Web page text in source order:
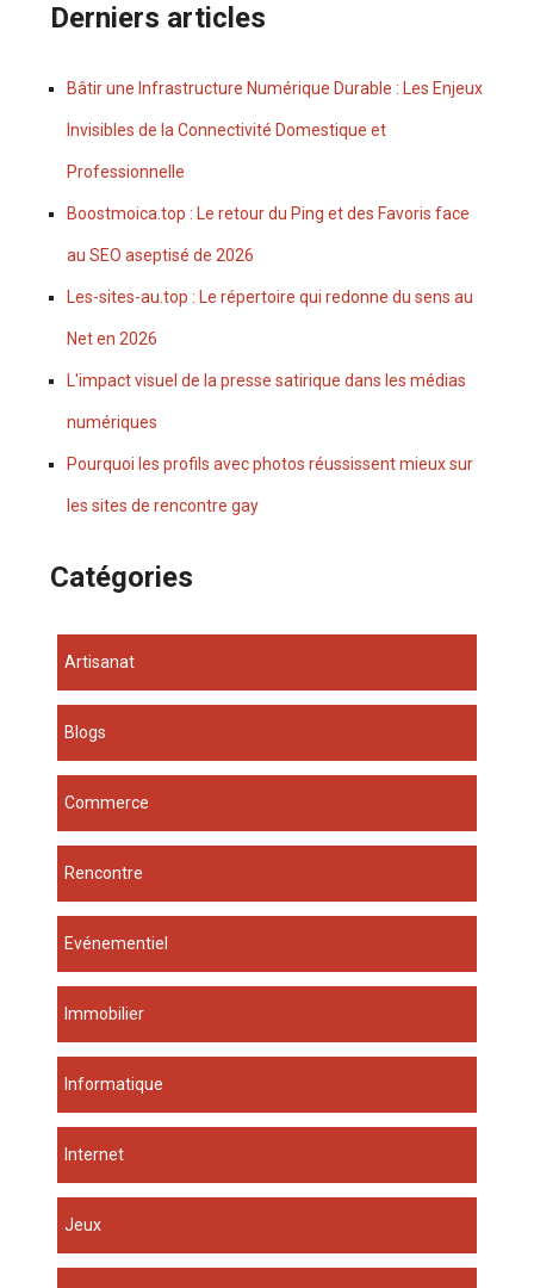
Derniers articles
Bâtir une Infrastructure Numérique Durable : Les Enjeux
Invisibles de la Connectivité Domestique et
Professionnelle
Boostmoica.top : Le retour du Ping et des Favoris face
au SEO aseptisé de 2026
Les-sites-au.top : Le répertoire qui redonne du sens au
Net en 2026
L'impact visuel de la presse satirique dans les médias
numériques
Pourquoi les profils avec photos réussissent mieux sur
les sites de rencontre gay
Catégories
Artisanat
Blogs
Commerce
Rencontre
Evénementiel
Immobilier
Informatique
Internet
Jeux